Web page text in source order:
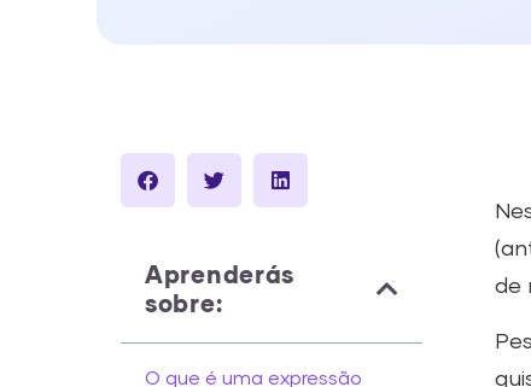
Aprenderás
sobre:
O que é uma expressão
de